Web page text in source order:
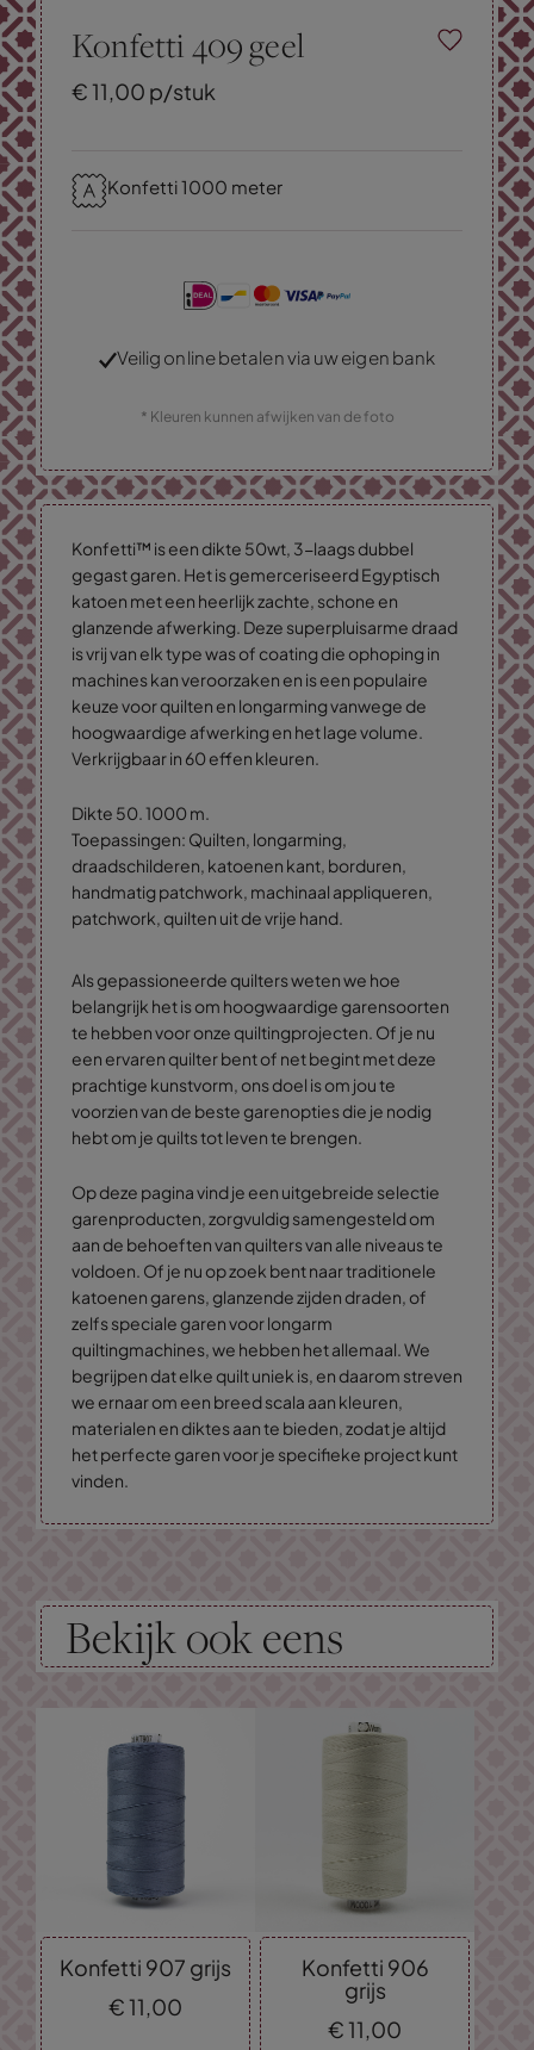
Konfetti 409 geel
€11,00 p/stuk
Konfetti 1000 meter
Veilig online betalen via uw eigen bank
* Kleuren kunnen afwijken van de foto
Konfetti™ is een dikte 50wt, 3-laags dubbel
gegast garen. Het is gemerceriseerd Egyptisch
katoen met een heerlijk zachte, schone en
glanzende afwerking. Deze superpluisarme draad
is vrij van elk type was of coating die ophoping in
machines kan veroorzaken en is een populaire
keuze voor quilten en longarming vanwege de
hoogwaardige afwerking en het lage volume.
Verkrijgbaar in 60 effen kleuren.
Dikte 50. 1000 m.
Toepassingen: Quilten, longarming,
draadschilderen, katoenen kant, borduren,
handmatig patchwork, machinaal appliqueren,
patchwork, quilten uit de vrije hand.
Als gepassioneerde quilters weten we hoe
belangrijk het is om hoogwaardige garensoorten
te hebben voor onze quiltingprojecten. Of je nu
een ervaren quilter bent of net begint met deze
prachtige kunstvorm, ons doel is om jou te
voorzien van de beste garenopties die je nodig
hebt om je quilts tot leven te brengen.
Op deze pagina vind je een uitgebreide selectie
garenproducten, zorgvuldig samengesteld om
aan de behoeften van quilters van alle niveaus te
voldoen. Of je nu op zoek bent naar traditionele
katoenen garens, glanzende zijden draden, of
zelfs speciale garen voor longarm
quiltingmachines, we hebben het allemaal. We
begrijpen dat elke quilt uniek is, en daarom streven
we ernaar om een breed scala aan kleuren,
materialen en diktes aan te bieden, zodat je altijd
het perfecte garen voor je specifieke project kunt
vinden.
Bekijk ook eens
Konfetti 907 grijs
€11,00
Konfetti 906
grijs
€11,00